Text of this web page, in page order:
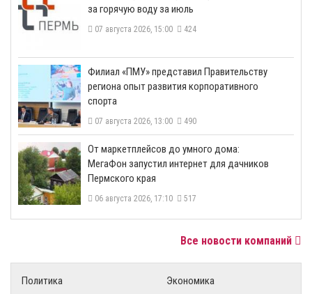
за горячую воду за июль
07 августа 2026, 15:00 424
​Филиал «ПМУ» представил Правительству
региона опыт развития корпоративного
спорта
07 августа 2026, 13:00 490
От маркетплейсов до умного дома:
МегаФон запустил интернет для дачников
Пермского края
06 августа 2026, 17:10 517
Все новости компаний
Политика
Экономика